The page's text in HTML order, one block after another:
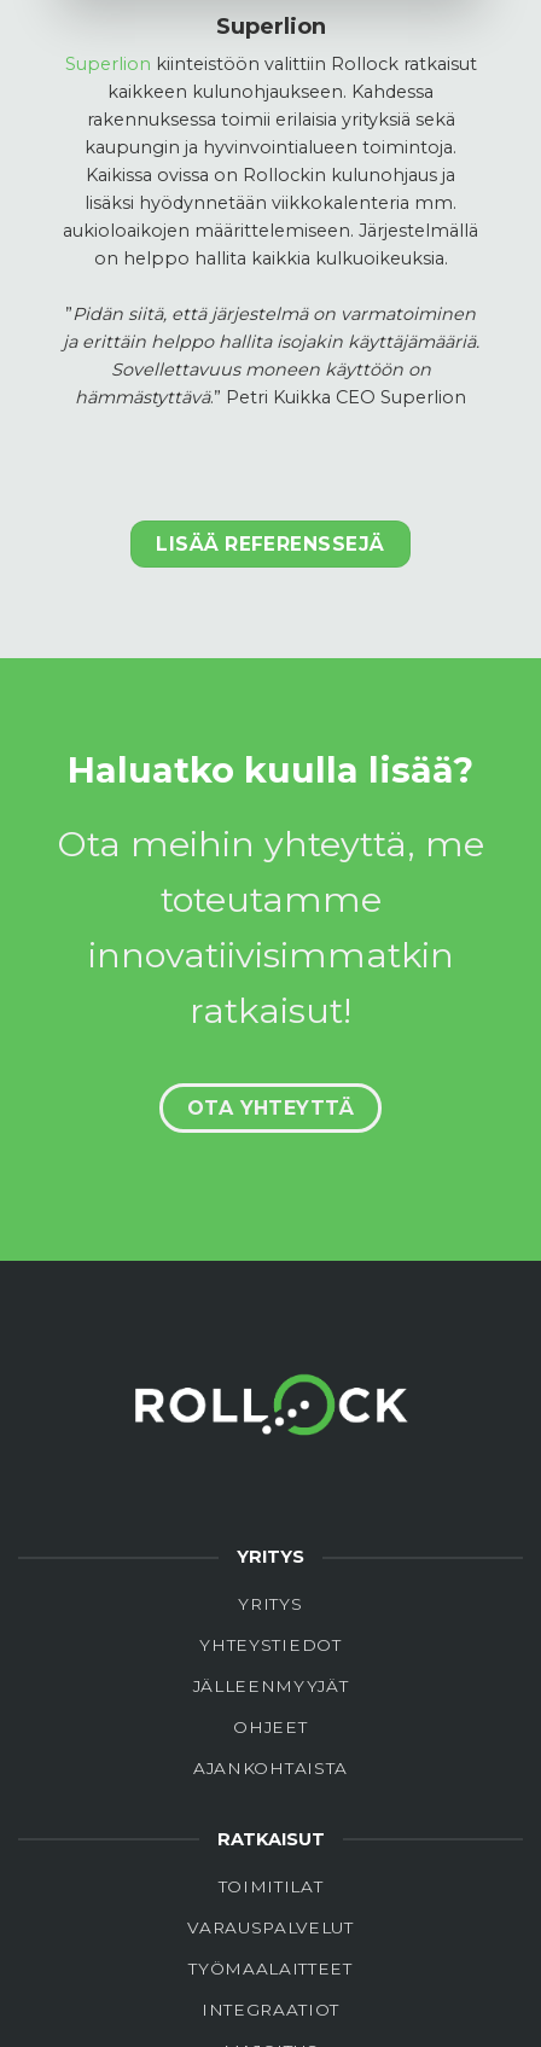
Superlion
Superlion kiinteistöön valittiin Rollock ratkaisut
kaikkeen kulunohjaukseen. Kahdessa
rakennuksessa toimii erilaisia yrityksiä sekä
kaupungin ja hyvinvointialueen toimintoja.
Kaikissa ovissa on Rollockin kulunohjaus ja
lisäksi hyödynnetään viikkokalenteria mm.
aukioloaikojen määrittelemiseen. Järjestelmällä
on helppo hallita kaikkia kulkuoikeuksia.
”Pidän siitä, että järjestelmä on varmatoiminen
ja erittäin helppo hallita isojakin käyttäjämääriä.
Sovellettavuus moneen käyttöön on
hämmästyttävä.” Petri Kuikka CEO Superlion
LISÄÄ REFERENSSEJÄ
Haluatko kuulla lisää?
Ota meihin yhteyttä, me
toteutamme
innovatiivisimmatkin
ratkaisut!
OTA YHTEYTTÄ
YRITYS
YRITYS
YHTEYSTIEDOT
JÄLLEENMYYJÄT
OHJEET
AJANKOHTAISTA
RATKAISUT
TOIMITILAT
VARAUSPALVELUT
TYÖMAALAITTEET
INTEGRAATIOT